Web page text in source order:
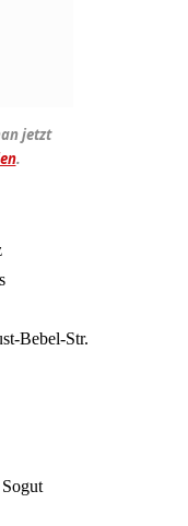
jetzt
.
Bebel-Str.